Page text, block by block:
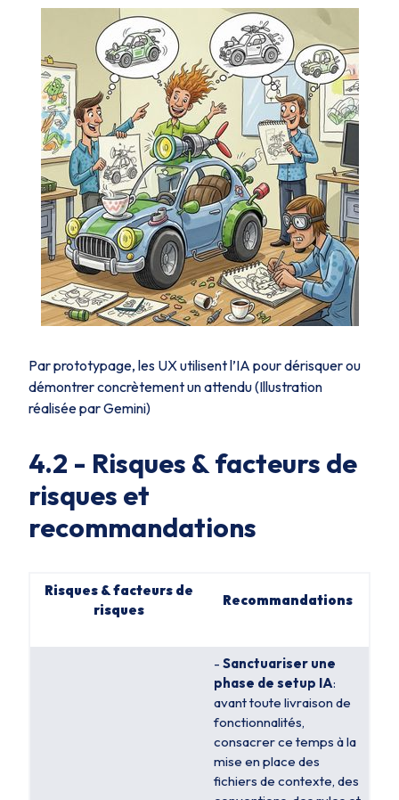
Par prototypage, les UX utilisent l’IA pour dérisquer ou
démontrer concrètement un attendu (Illustration
réalisée par Gemini)
4.2 - Risques & facteurs de
risques et
recommandations
Risques & facteurs de
risques
Recommandations
- Sanctuariser une
phase de setup IA:
avant toute livraison de
fonctionnalités,
consacrer ce temps à la
mise en place des
fichiers de contexte, des